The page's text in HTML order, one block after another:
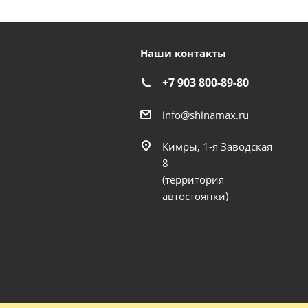
Наши контакты
+7 903 800-89-80
info@shinamax.ru
Кимры, 1-я Заводская
8
(территория
автостоянки)